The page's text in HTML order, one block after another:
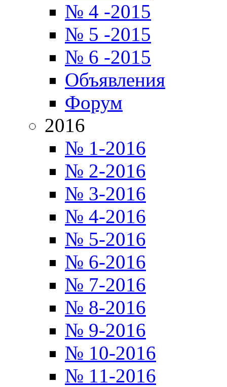
№ 4 -2015
№ 5 -2015
№ 6 -2015
Объявления
Форум
2016
№ 1-2016
№ 2-2016
№ 3-2016
№ 4-2016
№ 5-2016
№ 6-2016
№ 7-2016
№ 8-2016
№ 9-2016
№ 10-2016
№ 11-2016